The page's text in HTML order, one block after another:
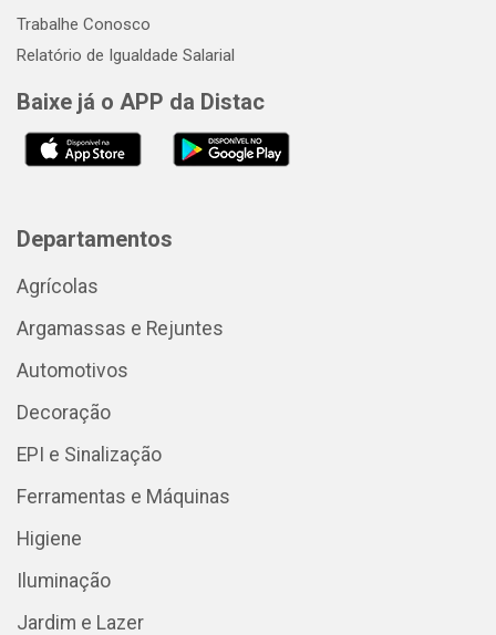
Trabalhe Conosco
Relatório de Igualdade Salarial
Baixe já o APP da Distac
Departamentos
Agrícolas
Argamassas e Rejuntes
Automotivos
Decoração
EPI e Sinalização
Ferramentas e Máquinas
Higiene
Iluminação
Jardim e Lazer